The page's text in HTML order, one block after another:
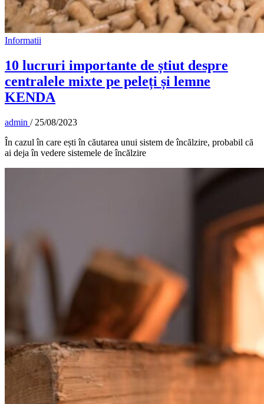
Informatii
10 lucruri importante de știut despre
centralele mixte pe peleți și lemne
KENDA
admin / 25/08/2023
În cazul în care ești în căutarea unui sistem de încălzire, probabil că
ai deja în vedere sistemele de încălzire